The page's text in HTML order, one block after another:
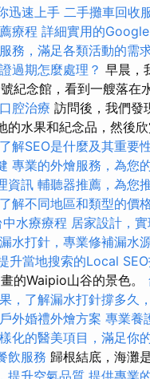
迅速上手 二手攤車回收
療程 詳細實用的
務，滿足各類活動的需
過期怎麼處理？ 早晨，
紀念館，看到一艘落在
腔治療 訪問後，我們發
水果和紀念品，然後
了解SEO是什麼及其重要
專業的外燴服務，為您
資訊 輔聽器推薦，為您
解不同地區和類型的價
中水療療程 居家設計，
漏水打針，專業修補漏水
升當地搜索的Local
的Waipio山谷的景色。
，了解漏水打針撐多久
外婚禮外燴方案 專業養
化的醫美項目，滿足你
飲服務 歸根結底，海灘
提升空氣品質 提供專業